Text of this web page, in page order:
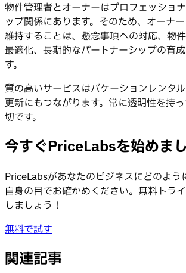
物件管理者とオーナーはプロフェッショ
ップ関係にあります。そのため、オーナ
維持することは、懸念事項への対応、物
最適化、長期的なパートナーシップの育
す。
質の高いサービスはバケーションレンタ
更新にもつながります。常に透明性を持
切です。
今すぐPriceLabsを始めま
PriceLabsがあなたのビジネスにどのよう
自身の目でお確かめください。無料トラ
しましょう！
無料で試す
関連記事